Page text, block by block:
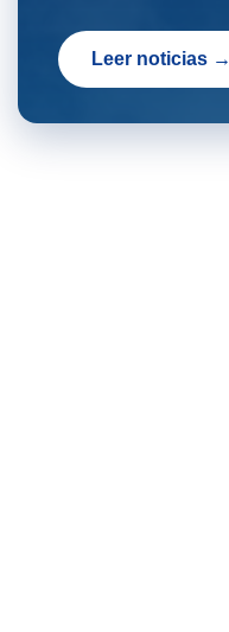
Leer noticias →